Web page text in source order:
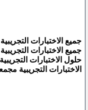
جميع الاختبارات
جميع الاختبارات
حلول الاختبارات
الاختبارات التجريبية